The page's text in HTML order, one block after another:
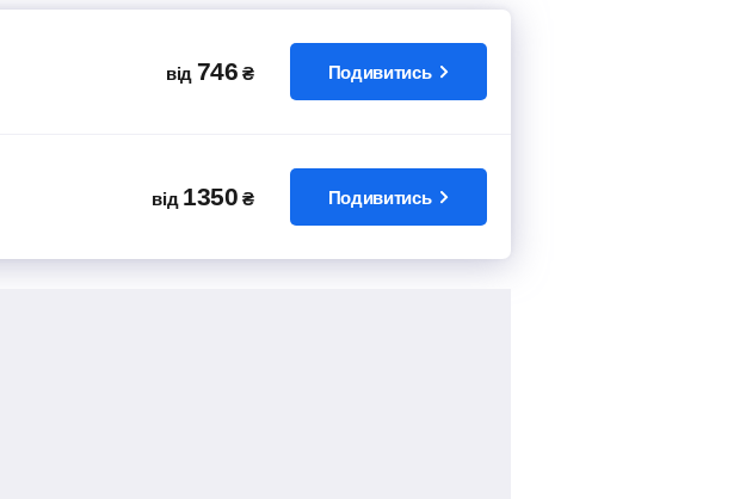
від 746 ₴ Подивитись
від 1350 ₴ Подивитись